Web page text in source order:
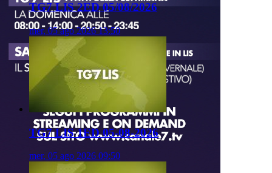
TG7 LIS 2ED 05/08/2026
mer, 05 ago 2026 13:50
TG7 LIS 1ED 05-08-2026
mer, 05 ago 2026 09:50